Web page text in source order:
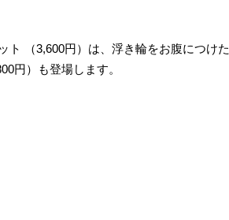
ト （3,600円）は、浮き輪をお腹につけた
円）も登場します。